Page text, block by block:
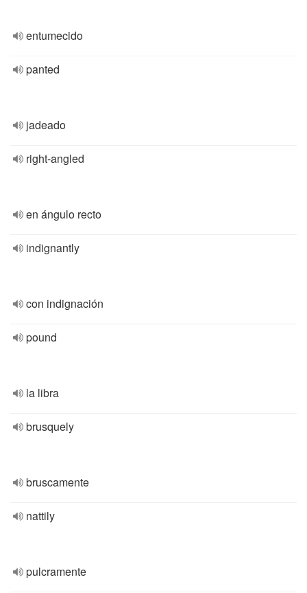
entumecido
panted
jadeado
right-angled
en ángulo recto
indignantly
con indignación
pound
la libra
brusquely
bruscamente
nattily
pulcramente